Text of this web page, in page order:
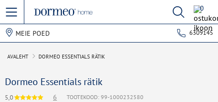
0
MEIE POED 6309145
AVALEHT DORMEO ESSENTIALS RÄTIK
Dormeo Essentials rätik
5,0 6 TOOTEKOOD: 99-1000232580